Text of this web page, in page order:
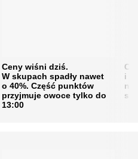
Ceny wiśni dziś.
W skupach spadły nawet
o 40%. Część punktów
przyjmuje owoce tylko do
13:00
i